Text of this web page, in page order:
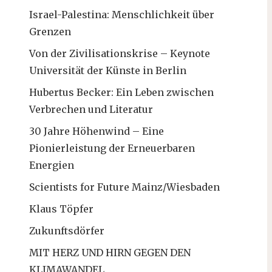
Israel-Palestina: Menschlichkeit über
Grenzen
Von der Zivilisationskrise – Keynote
Universität der Künste in Berlin
Hubertus Becker: Ein Leben zwischen
Verbrechen und Literatur
30 Jahre Höhenwind – Eine
Pionierleistung der Erneuerbaren
Energien
Scientists for Future Mainz/Wiesbaden
Klaus Töpfer
Zukunftsdörfer
MIT HERZ UND HIRN GEGEN DEN